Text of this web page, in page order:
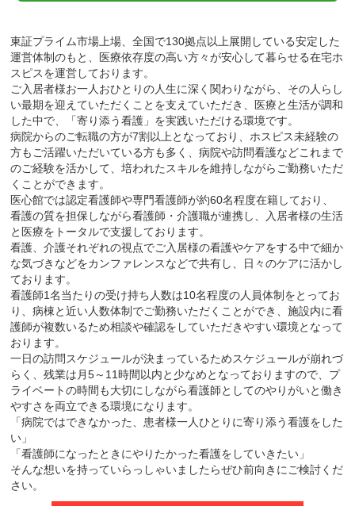
東証プライム市場上場、全国で130拠点以上展開している安定した
運営体制のもと、医療依存度の高い方々が安心して暮らせる在宅ホ
スピスを運営しております。
ご入居者様お一人おひとりの人生に深く関わりながら、その人らし
い最期を迎えていただくことを支えていただき、医療と生活が調和
した中で、「寄り添う看護」を実践いただける環境です。
病院からのご転職の方が7割以上となっており、ホスピス未経験の
方もご活躍いただいている方も多く、病院や訪問看護などこれまで
のご経験を活かして、培われたスキルを維持しながらご勤務いただ
くことができます。
医心館では認定看護師や専門看護師が約60名程度在籍しており、
看護の質を担保しながら看護師・介護職が連携し、入居者様の生活
と医療をトータルで支援しております。
看護、介護それぞれの視点でご入居様の看護やケアをする中で細か
な気づきなどをカンファレンスなどで共有し、日々のケアに活かし
ております。
看護師1名当たりの受け持ち人数は10名程度の人員体制をとってお
り、病棟と近い人数体制でご勤務いただくことができ、施設内に看
護師が複数いるため相談や確認をしていただきやすい環境となって
おります。
一日の訪問スケジュールが決まっているためスケジュールが崩れづ
らく、残業は月5～11時間以内と少なめとなっておりますので、プ
ライベートの時間も大切にしながら看護師としてのやりがいと働き
やすさを両立できる環境になります。
「病院ではできなかった、患者様一人ひとりに寄り添う看護をした
い」
「看護師になったときにやりたかった看護をしていきたい」
そんな想いを持っていらっしゃいましたらぜひ前向きにご検討くだ
さい。